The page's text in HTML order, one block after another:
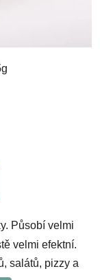
Působí velmi
velmi efektní.
salátů, pizzy a